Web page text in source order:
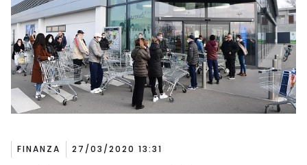
FINANZA 27/03/2020 13:31